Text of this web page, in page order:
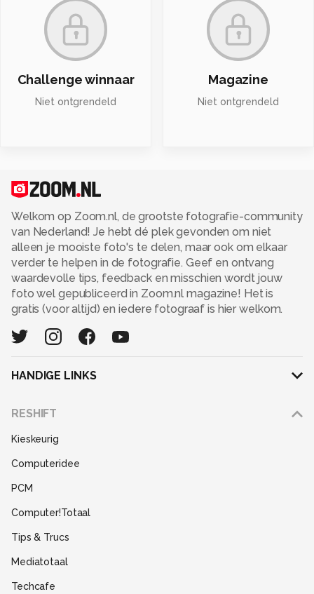
Challenge winnaar
Niet ontgrendeld
Magazine
Niet ontgrendeld
Welkom op Zoom.nl, de grootste fotografie-community
van Nederland! Je hebt dé plek gevonden om niet
alleen je mooiste foto's te delen, maar ook om elkaar
verder te helpen in de fotografie. Geef en ontvang
waardevolle tips, feedback en misschien wordt jouw
foto wel gepubliceerd in Zoom.nl magazine! Het is
gratis (voor altijd) en iedere fotograaf is hier welkom.
HANDIGE LINKS
RESHIFT
Kieskeurig
Computeridee
PCM
Computer!Totaal
Tips & Trucs
Mediatotaal
Techcafe